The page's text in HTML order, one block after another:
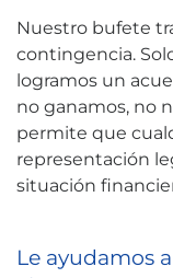
Nuestro bufete
contingencia.
logramos un
no ganamos, no
permite que
representación
situación
Le ayudamos